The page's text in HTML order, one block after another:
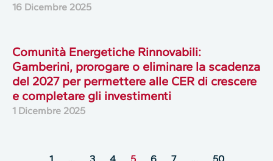
16 Dicembre 2025
Comunità Energetiche Rinnovabili:
Gamberini, prorogare o eliminare la scadenza
del 2027 per permettere alle CER di crescere
e completare gli investimenti
1 Dicembre 2025